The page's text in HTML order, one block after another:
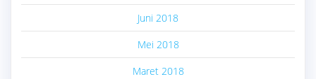
Juni 2018
Mei 2018
Maret 2018